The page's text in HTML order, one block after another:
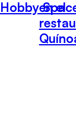
Hobbyen el